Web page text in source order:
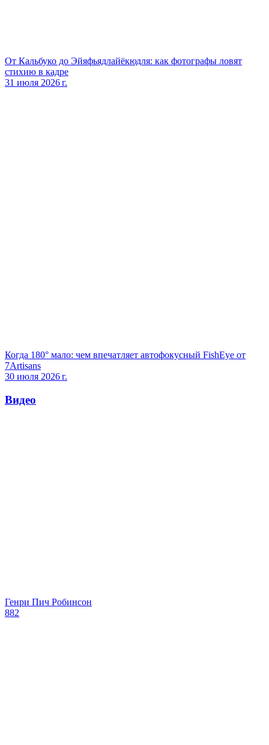
От Кальбуко до Эйяфьядлайёкюдля: как фотографы ловят
стихию в кадре
31 июля 2026 г.
Когда 180° мало: чем впечатляет автофокусный FishEye от
7Artisans
30 июля 2026 г.
Видео
Генри Пич Робинсон
882